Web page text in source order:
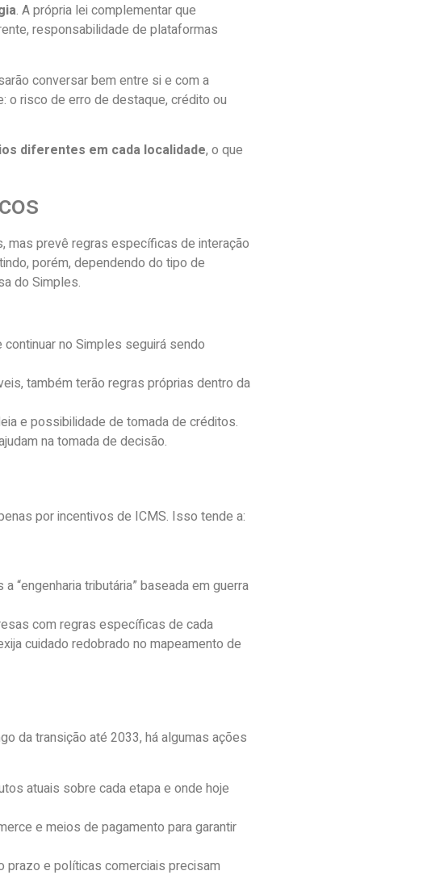
. A própria lei complementar que
responsabilidade de plataformas
conversar bem entre si e com a
o risco de erro de destaque, crédito ou
diferentes em cada localidade, o que
mas prevê regras específicas de interação
porém, dependendo do tipo de
do Simples.
no Simples seguirá sendo
também terão regras próprias dentro da
e possibilidade de tomada de créditos.
na tomada de decisão.
por incentivos de ICMS. Isso tende a:
“engenharia tributária” baseada em guerra
com regras específicas de cada
cuidado redobrado no mapeamento de
da transição até 2033, há algumas ações
atuais sobre cada etapa e onde hoje
e meios de pagamento para garantir
e políticas comerciais precisam